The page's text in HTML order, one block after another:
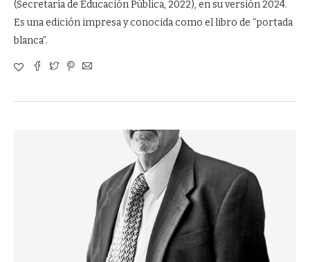
(Secretaría de Educación Pública, 2022), en su versión 2024.
Es una edición impresa y conocida como el libro de “portada
blanca”.